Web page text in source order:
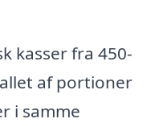
kasser fra 450-
af portioner
i samme